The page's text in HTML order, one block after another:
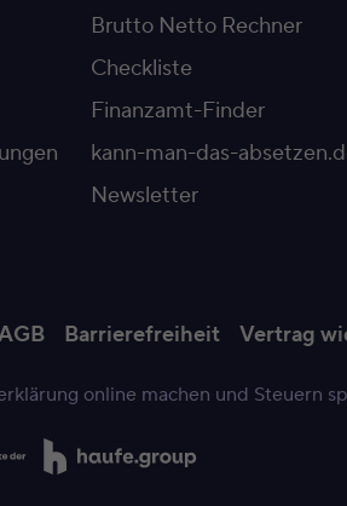
Brutto Netto Rechner
Checkliste
Finanzamt-Finder
kann-man-das-
Newsletter
Barrierefreiheit Vertrag
online machen und Steuern